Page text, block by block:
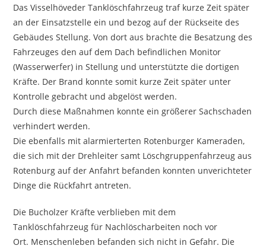
Das Visselhöveder Tanklöschfahrzeug traf kurze Zeit später
an der Einsatzstelle ein und bezog auf der Rückseite des
Gebäudes Stellung. Von dort aus brachte die Besatzung des
Fahrzeuges den auf dem Dach befindlichen Monitor
(Wasserwerfer) in Stellung und unterstützte die dortigen
Kräfte. Der Brand konnte somit kurze Zeit später unter
Kontrolle gebracht und abgelöst werden.
Durch diese Maßnahmen konnte ein größerer Sachschaden
verhindert werden.
Die ebenfalls mit alarmierterten Rotenburger Kameraden,
die sich mit der Drehleiter samt Löschgruppenfahrzeug aus
Rotenburg auf der Anfahrt befanden konnten unverichteter
Dinge die Rückfahrt antreten.
Die Bucholzer Kräfte verblieben mit dem
Tanklöschfahrzeug für Nachlöscharbeiten noch vor
Ort. Menschenleben befanden sich nicht in Gefahr. Die